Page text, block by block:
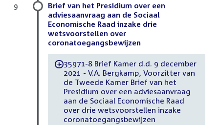
Brief van het Presidium over een
adviesaanvraag aan de Sociaal
Economische Raad inzake drie
wetsvoorstellen over
coronatoegangsbewijzen
-35971-8 Brief Kamer d.d. 9 december
2021 - V.A. Bergkamp, Voorzitter van
de Tweede Kamer Brief van het
Presidium over een adviesaanvraag
aan de Sociaal Economische Raad
over drie wetsvoorstellen inzake
coronatoegangsbewijzen
9